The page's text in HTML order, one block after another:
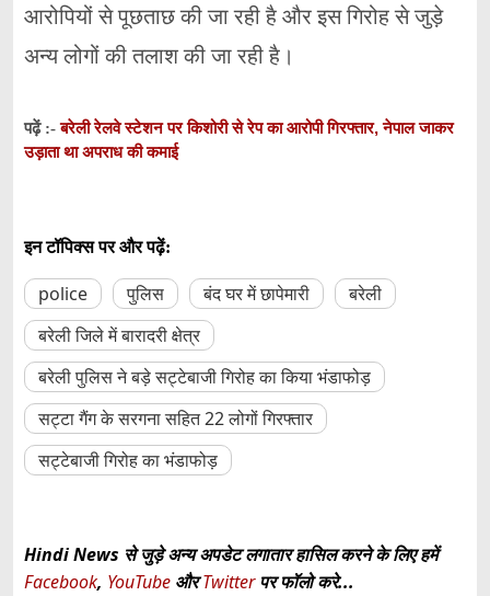
आरोपियों से पूछताछ की जा रही है और इस गिरोह से जुड़े
अन्य लोगों की तलाश की जा रही है।
पढ़ें :-बरेली रेलवे स्टेशन पर किशोरी से रेप का आरोपी गिरफ्तार, नेपाल जाकर
उड़ाता था अपराध की कमाई
इन टॉपिक्स पर और पढ़ें:
police पुलिस बंद घर में छापेमारी
बरेली
बरेली जिले में बारादरी क्षेत्र
बरेली पुलिस ने बड़े सट्टेबाजी गिरोह का किया भंडाफोड़
सट्टा गैंग के सरगना सहित 22 लोगों गिरफ्तार
सट्टेबाजी गिरोह का भंडाफोड़
Hindi News से जुड़े अन्य अपडेट लगातार हासिल करने के लिए हमें
Facebook, YouTube औरTwitterपर फॉलो करे...